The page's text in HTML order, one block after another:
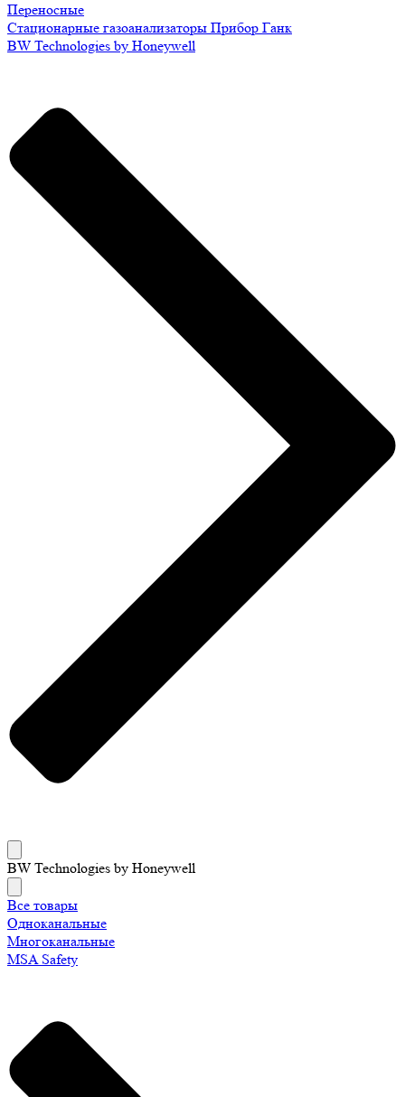
Переносные
Стационарные газоанализаторы Прибор Ганк
BW Technologies by Honeywell
BW Technologies by Honeywell
Все товары
Одноканальные
Многоканальные
MSA Safety